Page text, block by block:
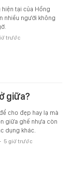
tại của Hồng
nhiều người không
trước
giữa?
cho đẹp hay lạ mà
giữa ghế nhựa còn
dụng khác.
5 giờ trước